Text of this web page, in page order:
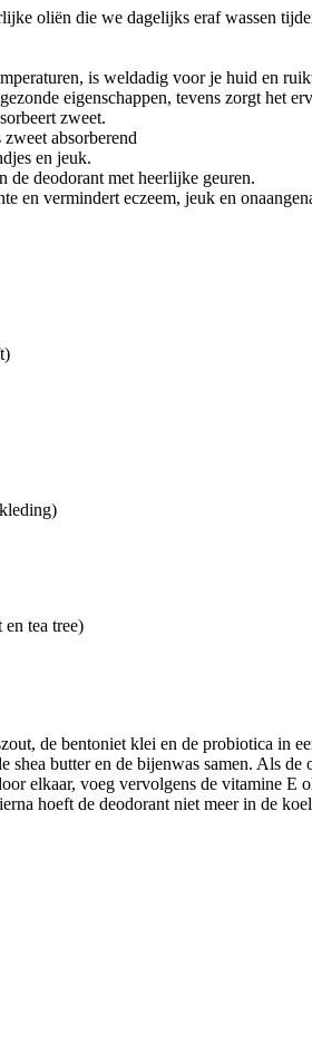
oliën die we dagelijks eraf wassen
is weldadig voor je huid en
eigenschappen, tevens zorgt het
zweet.
absorberend
en jeuk.
deodorant met heerlijke geuren.
en vermindert eczeem, jeuk en
tea tree)
de bentoniet klei en de probiotica in
butter en de bijenwas samen. Als
elkaar, voeg vervolgens de vitamine
hoeft de deodorant niet meer in de